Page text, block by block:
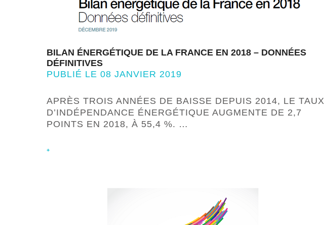
BILAN ÉNERGÉTIQUE DE LA FRANCE EN 2018 – DONNÉES
DÉFINITIVES
PUBLIÉ LE 08 JANVIER 2019
APRÈS TROIS ANNÉES DE BAISSE DEPUIS 2014, LE TAUX
D’INDÉPENDANCE ÉNERGÉTIQUE AUGMENTE DE 2,7
POINTS EN 2018, À 55,4 %. …
+